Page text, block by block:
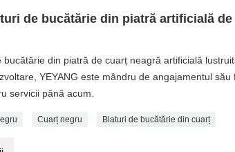
de bucătărie din piatră artificială
din piatră de cuarț neagră artificială
YEYANG este mândru de angajamentul său
servicii până acum.
Cuarț negru Blaturi de bucătărie din cuarț